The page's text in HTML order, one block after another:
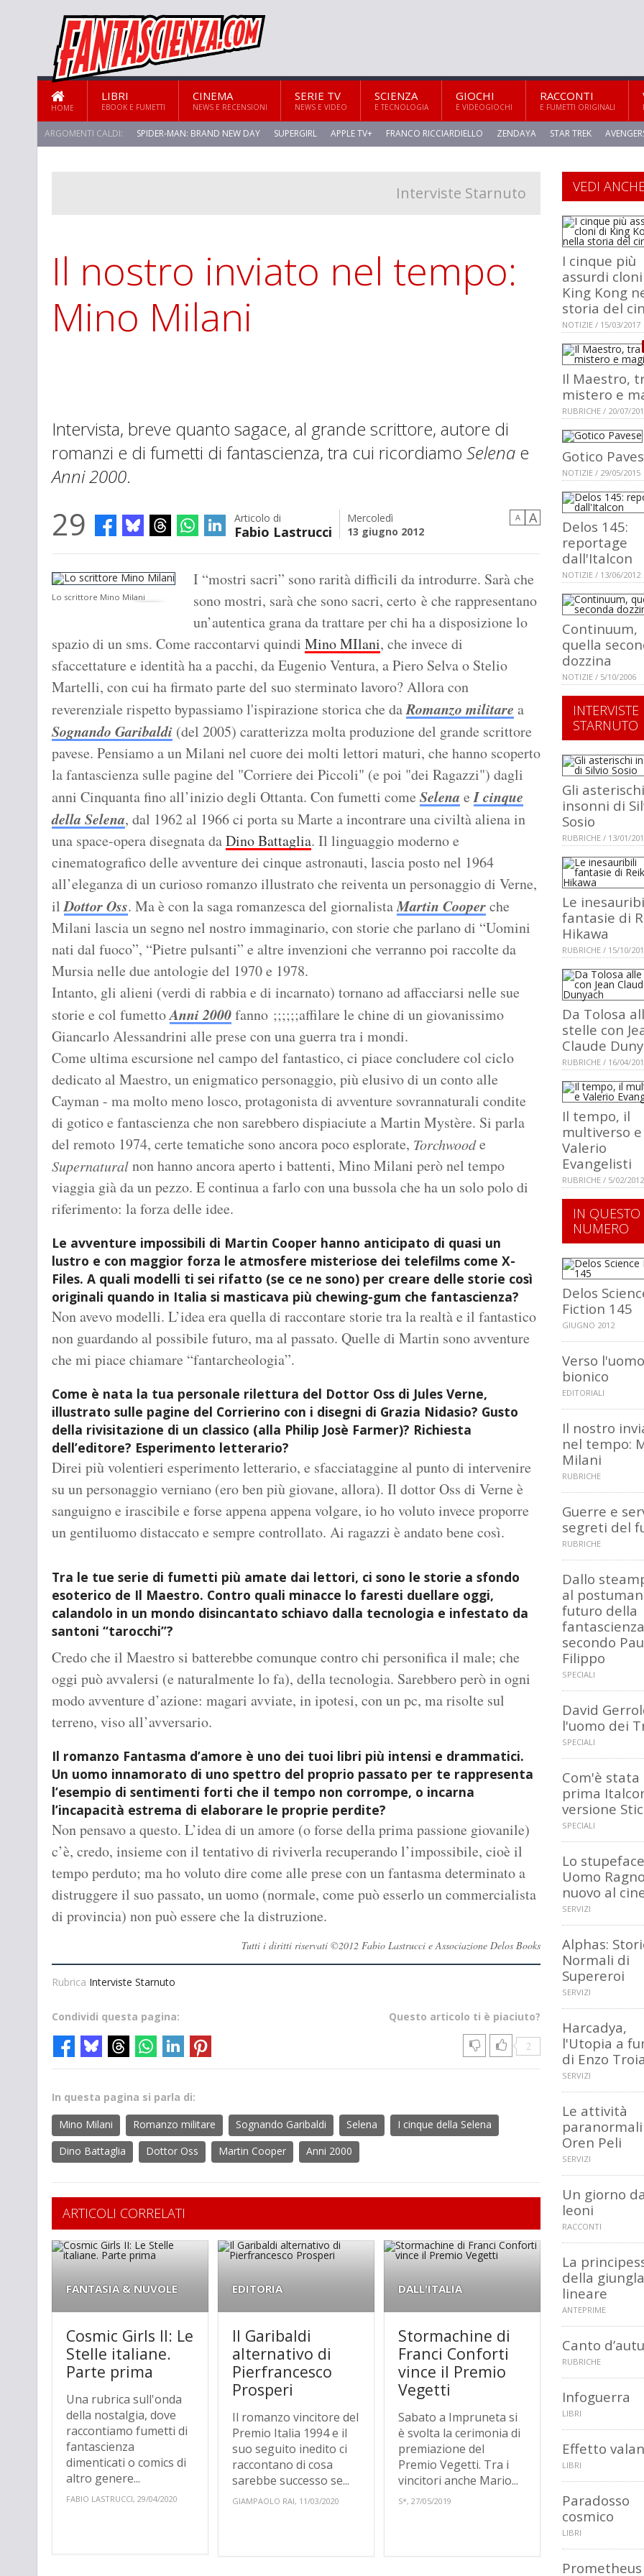
HOME
LIBRI
EBOOK E FUMETTI
CINEMA
NEWS E RECENSIONI
SERIE TV
NEWS E VIDEO
SCIENZA
E TECNOLOGIA
GIOCHI
E VIDEOGIOCHI
RACCONTI
E FUMETTI ORIGINALI
ARGOMENTI CALDI: SPIDER-MAN: BRAND NEW DAY SUPERGIRL APPLE TV+ FRANCO RICCIARDIELLO ZENDAYA STAR TREK
Interviste Starnuto
Il nostro inviato nel tempo:
Mino Milani
Intervista, breve quanto sagace, al grande scrittore, autore di
romanzi e di fumetti di fantascienza, tra cui ricordiamo Selena e
Anni 2000.
29 Articolo di
Fabio Lastrucci
Mercoledì
13 giugno 2012
A A
Lo scrittore Mino Milani
I “mostri sacri” sono rarità difficili da introdurre. Sarà che
sono mostri, sarà che sono sacri, certo è che rappresentano
un’autentica grana da trattare per chi ha a disposizione lo
spazio di un sms. Come raccontarvi quindi Mino MIlani, che invece di
sfaccettature e identità ha a pacchi, da Eugenio Ventura, a Piero Selva o Stelio
Martelli, con cui ha firmato parte del suo sterminato lavoro? Allora con
reverenziale rispetto bypassiamo l'ispirazione storica che daRomanzo militare a
Sognando Garibaldi (del 2005) caratterizza molta produzione del grande scrittore
pavese. Pensiamo a un Milani nel cuore dei molti lettori maturi, che hanno scoperto
la fantascienza sulle pagine del "Corriere dei Piccoli" (e poi "dei Ragazzi") dagli
anni Cinquanta fino all’inizio degli Ottanta. Con fumetti come Selena eI cinque
della Selena, dal 1962 al 1966 ci porta su Marte a incontrare una civiltà aliena in
una space-opera disegnata daDino Battaglia. Il linguaggio moderno e
cinematografico delle avventure dei cinque astronauti, lascia posto nel 1964
all’eleganza di un curioso romanzo illustrato che reiventa un personaggio di Verne,
ilDottor Oss. Ma è con la saga romanzesca del giornalistaMartin Cooperche
Milani lascia un segno nel nostro immaginario, con storie che parlano di “Uomini
nati dal fuoco”, “Pietre pulsanti” e altre invenzioni che verranno poi raccolte da
Mursia nelle due antologie del 1970 e 1978.
Intanto, gli alieni (verdi di rabbia e di incarnato) tornano ad affacciarsi nelle sue
storie e col fumettoAnni 2000fanno ;;;;;;affilare le chine di un giovanissimo
Giancarlo Alessandrini alle prese con una guerra tra i mondi.
Come ultima escursione nel campo del fantastico, ci piace concludere col ciclo
dedicato al Maestro, un enigmatico personaggio, più elusivo di un conto alle
Cayman - ma molto meno losco, protagonista di avventure sovrannaturali condite
di gotico e fantascienza che non sarebbero dispiaciute a Martin Mystère. Si parla
del remoto 1974, certe tematiche sono ancora poco esplorate, Torchwoode
Supernaturalnon hanno ancora aperto i battenti, Mino Milani però nel tempo
viaggia già da un pezzo. E continua a farlo con una bussola che ha un solo polo di
riferimento: la forza delle idee.
Le avventure impossibili di Martin Cooper hanno anticipato di quasi un
lustro e con maggior forza le atmosfere misteriose dei telefilms come X-
Files. A quali modelli ti sei rifatto (se ce ne sono) per creare delle storie così
originali quando in Italia si masticava più chewing-gum che fantascienza?
Non avevo modelli. L’idea era quella di raccontare storie tra la realtà e il fantastico
non guardando al possibile futuro, ma al passato. Quelle di Martin sono avventure
che mi piace chiamare “fantarcheologia”.
Come è nata la tua personale rilettura del Dottor Oss di Jules Verne,
illustrato sulle pagine del Corrierino con i disegni di Grazia Nidasio? Gusto
della rivisitazione di un classico (alla Philip Josè Farmer)? Richiesta
dell’editore? Esperimento letterario?
Direi più volentieri esperimento letterario, e sfacciataggine al punto di intervenire
su un personaggio verniano (ero ben più giovane, allora). Il dottor Oss di Verne è
sanguigno e irascibile e forse appena appena volgare, io ho voluto invece proporre
un gentiluomo distaccato e sempre controllato. Ai ragazzi è andato bene così.
Tra le tue serie di fumetti più amate dai lettori, ci sono le storie a sfondo
esoterico de Il Maestro. Contro quali minacce lo faresti duellare oggi,
calandolo in un mondo disincantato schiavo dalla tecnologia e infestato da
santoni “tarocchi”?
Credo che il Maestro si batterebbe comunque contro chi personifica il male; che
oggi può avvalersi (e naturalmente lo fa), della tecnologia. Sarebbero però in ogni
modo avventure d’azione: magari avviate, in ipotesi, con un pc, ma risolte sul
terreno, viso all’avversario.
Il romanzo Fantasma d’amore è uno dei tuoi libri più intensi e drammatici.
Un uomo innamorato di uno spettro del proprio passato per te rappresenta
l’esempio di sentimenti forti che il tempo non corrompe, o incarna
l’incapacità estrema di elaborare le proprie perdite?
Non pensavo a questo. L’idea di un amore (o forse della prima passione giovanile)
c’è, credo, insieme con il tentativo di riviverla recuperando l’impossibile, cioè il
tempo perduto; ma ho voluto dire come alle prese con un fantasma determinato a
distruggere il suo passato, un uomo (normale, come può esserlo un commercialista
di provincia) non può essere che la distruzione.
Tutti i diritti riservati ©2012 Fabio Lastrucci e Associazione Delos Books
Rubrica Interviste Starnuto
Questo articolo ti è piaciuto?
2
Condividi questa pagina:
In questa pagina si parla di:
Mino Milani
Romanzo militare Sognando Garibaldi Selena
I cinque della Selena
Dino Battaglia
Dottor Oss Martin Cooper Anni 2000
ARTICOLI CORRELATI
FANTASIA & NUVOLE
Cosmic Girls II: Le
Stelle italiane.
Parte prima
Una rubrica sull'onda
della nostalgia, dove
raccontiamo fumetti di
fantascienza
dimenticati o comics di
altro genere...
FABIO LASTRUCCI, 29/04/2020
EDITORIA
Il Garibaldi
alternativo di
Pierfrancesco
Prosperi
Il romanzo vincitore del
Premio Italia 1994 e il
suo seguito inedito ci
raccontano di cosa
sarebbe successo se...
GIAMPAOLO RAI, 11/03/2020
DALL'ITALIA
Stormachine di
Franci Conforti
vince il Premio
Vegetti
Sabato a Impruneta si
è svolta la cerimonia di
premiazione del
Premio Vegetti. Tra i
vincitori anche Mario...
S*, 27/05/2019
VEDI ANCHE
I cinque più
assurdi
King Kong
storia del
NOTIZIE / 15/03/2017
Il Maestro,
mistero e
RUBRICHE / 20/07/
Gotico
NOTIZIE / 29/05/2015
Delos 145:
reportage
dall'Italcon
NOTIZIE / 13/06/2012
Continuum,
quella
dozzina
NOTIZIE / 5/10/2006
INTERVISTE
STARNUTO
Gli asterischi
insonni di
Sosio
RUBRICHE / 13/01/
Le
fantasie di
Hikawa
RUBRICHE / 15/10/
Da Tolosa
stelle con
Claude
RUBRICHE / 16/04/
Il tempo, il
multiverso e
Valerio
Evangelisti
RUBRICHE / 5/02/2012
IN QUESTO
NUMERO
Delos
Fiction 145
GIUGNO 2012
Verso l'uomo
bionico
EDITORIALI
Il nostro
nel tempo:
Milani
RUBRICHE
Guerre e
segreti del
RUBRICHE
Dallo
al
futuro della
fantascienza
secondo
Filippo
SPECIALI
David
l'uomo dei
SPECIALI
Com'è stata
prima
versione
SPECIALI
Lo
Uomo
nuovo al
SERVIZI
Alphas:
Normali di
Supereroi
SERVIZI
Harcadya,
l'Utopia a
di Enzo
SERVIZI
Le attività
Oren Peli
SERVIZI
Un giorno da
leoni
RACCONTI
La
della giungla
lineare
ANTEPRIME
Canto
RUBRICHE
Infoguerra
LIBRI
Effetto
LIBRI
Paradosso
cosmico
LIBRI
Prometheus